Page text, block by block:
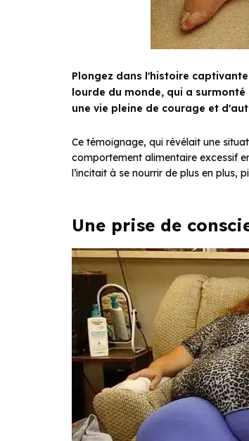
Plongez dans l'histoire
lourde du monde, qui a
une vie pleine de courage et
Ce témoignage, qui révélait une
comportement alimentaire excessif
l’incitait à se nourrir de plus en plus,
Une prise de